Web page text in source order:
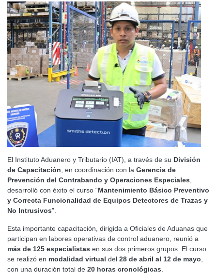
El Instituto Aduanero y Tributario (IAT), a través de su División
de Capacitación , en coordinación con la Gerencia de
Prevención del Contrabando y Operaciones Especiales
desarrolló con éxito el curso “Mantenimiento Básico Preventivo
y Correcta Funcionalidad de Equipos Detectores de Trazas y
No Intrusivos”.
Esta importante capacitación, dirigida a Oficiales de Aduanas que
participan en labores operativas de control aduanero, reunió a
más de 125 especialistas en sus dos primeros grupos. El curso
se realizó en modalidad virtual del 28 de abril al 12 de mayo
con una duración total de 20 horas cronológicas